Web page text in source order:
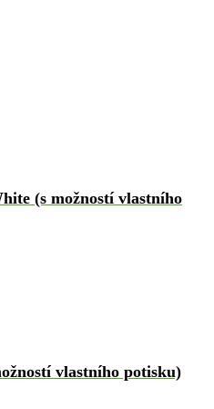
(s možností vlastního
vlastního potisku)